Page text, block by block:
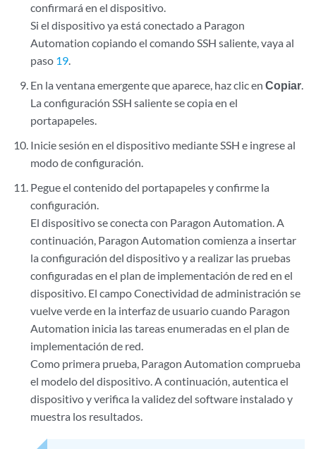
confirmará en el dispositivo.
Si el dispositivo ya está conectado a Paragon
Automation copiando el comando SSH saliente, vaya al
paso 19.
En la ventana emergente que aparece, haz clic enCopiar.
La configuración SSH saliente se copia en el
portapapeles.
Inicie sesión en el dispositivo mediante SSH e ingrese al
modo de configuración.
Pegue el contenido del portapapeles y confirme la
configuración.
El dispositivo se conecta con Paragon Automation. A
continuación, Paragon Automation comienza a insertar
la configuración del dispositivo y a realizar las pruebas
configuradas en el plan de implementación de red en el
dispositivo. El campo Conectividad de administración se
vuelve verde en la interfaz de usuario cuando Paragon
Automation inicia las tareas enumeradas en el plan de
implementación de red.
Como primera prueba, Paragon Automation comprueba
el modelo del dispositivo. A continuación, autentica el
dispositivo y verifica la validez del software instalado y
muestra los resultados.